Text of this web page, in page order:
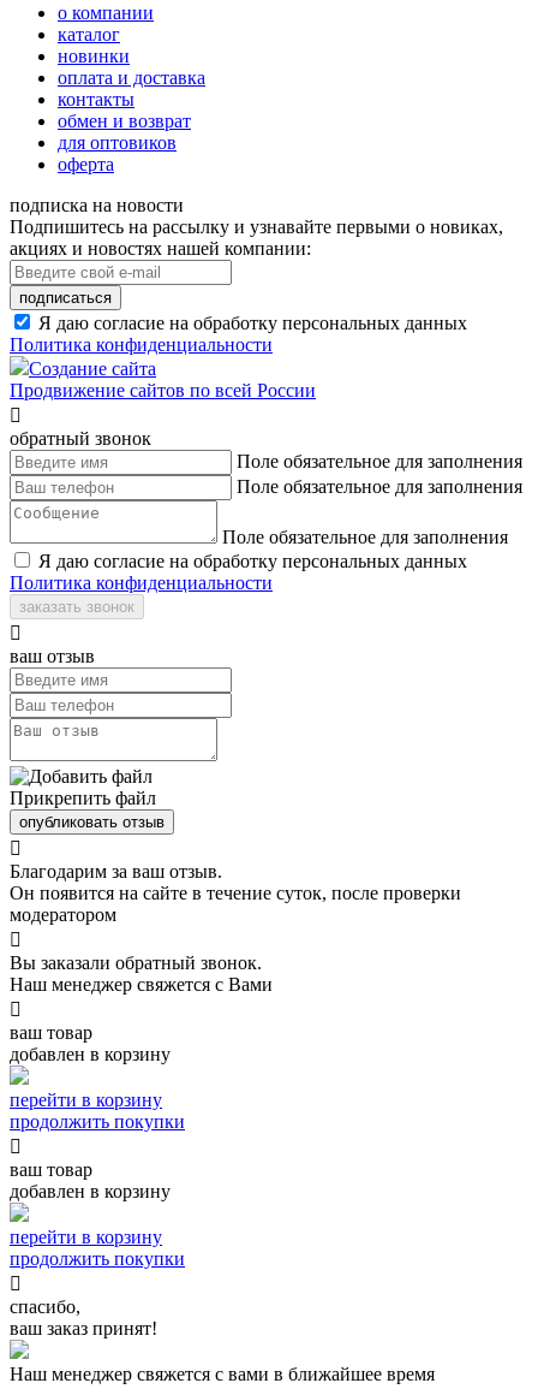
о компании
каталог
новинки
оплата и доставка
контакты
обмен и возврат
для оптовиков
оферта
подписка на новости
Подпишитесь на рассылку и узнавайте первыми о новиках,
акциях и новостях нашей компании:
подписаться
Я даю согласие на обработку персональных данных
Политика конфиденциальности
Создание сайта
Продвижение сайтов по всей России

обратный звонок
Поле обязательное для заполнения
Поле обязательное для заполнения
Поле обязательное для заполнения
Я даю согласие на обработку персональных данных
Политика конфиденциальности
заказать звонок

ваш отзыв
Прикрепить файл
опубликовать отзыв

Благодарим за ваш отзыв.
Он появится на сайте в течение суток, после проверки
модератором

Вы заказали обратный звонок.
Наш менеджер свяжется с Вами

ваш товар
добавлен в корзину
перейти в корзину
продолжить покупки

ваш товар
добавлен в корзину
перейти в корзину
продолжить покупки

спасибо,
ваш заказ принят!
Наш менеджер свяжется с вами в ближайшее время